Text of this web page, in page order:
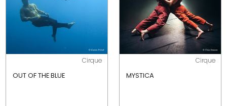
Cirque
OUT OF THE BLUE
Cirque
MYSTICA